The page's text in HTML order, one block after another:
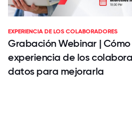
EXPERIENCIA DE LOS COLABORADORES
Grabación Webinar |
experiencia de los
datos para mejorarla